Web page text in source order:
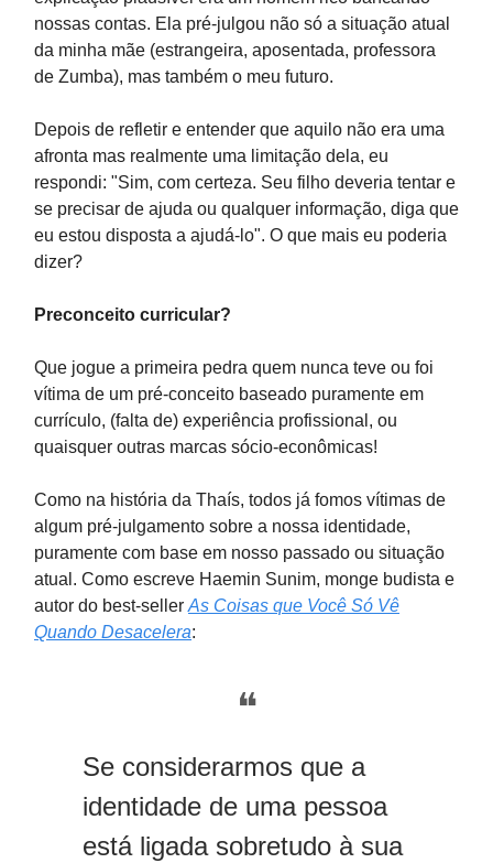
nossas contas. Ela pré-julgou não só a situação atual
da minha mãe (estrangeira, aposentada, professora
de Zumba), mas também o meu futuro.
Depois de refletir e entender que aquilo não era uma
afronta mas realmente uma limitação dela, eu
respondi: "Sim, com certeza. Seu filho deveria tentar e
se precisar de ajuda ou qualquer informação, diga que
eu estou disposta a ajudá-lo". O que mais eu poderia
dizer?
Preconceito curricular?
Que jogue a primeira pedra quem nunca teve ou foi
vítima de um pré-conceito baseado puramente em
currículo, (falta de) experiência profissional, ou
quaisquer outras marcas sócio-econômicas!
Como na história da Thaís, todos já fomos vítimas de
algum pré-julgamento sobre a nossa identidade,
puramente com base em nosso passado ou situação
atual. Como escreve Haemin Sunim, monge budista e
autor do best-sellerAs Coisas que Você Só Vê
Quando Desacelera:
❝
Se considerarmos que a
identidade de uma pessoa
está ligada sobretudo à sua